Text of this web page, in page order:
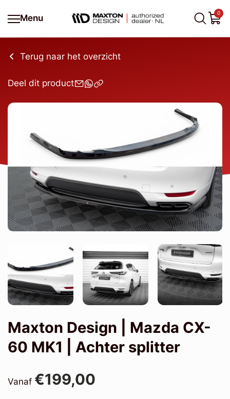
Menu
0
Terug naar het overzicht
Deel dit product
Maxton Design | Mazda CX-
60 MK1 | Achter splitter
Vanaf €199,00